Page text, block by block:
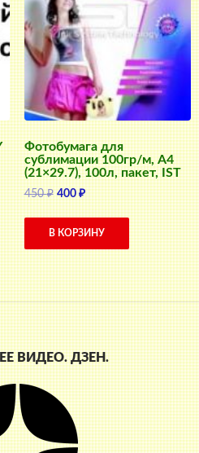
Фотобумага для
сублимации 100гр/м, А4
(21×29.7), 100л, пакет, IST
450₽ Первоначальная
цена
составляла
400₽Текущая
цена:
400 ₽.
В КОРЗИНУ
ВИДЕО. ДЗЕН.